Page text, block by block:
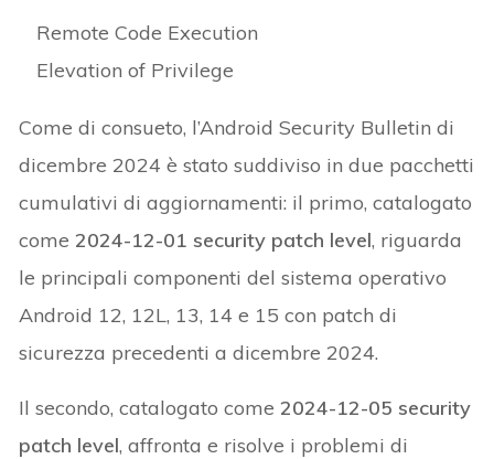
Remote Code Execution
Elevation of Privilege
Come di consueto, l’Android Security Bulletin di
dicembre 2024 è stato suddiviso in due pacchetti
cumulativi di aggiornamenti: il primo, catalogato
come2024-12-01 security patch level, riguarda
le principali componenti del sistema operativo
Android 12, 12L, 13, 14 e 15 con patch di
sicurezza precedenti a dicembre 2024.
Il secondo, catalogato come2024-12-05 security
patch level, affronta e risolve i problemi di